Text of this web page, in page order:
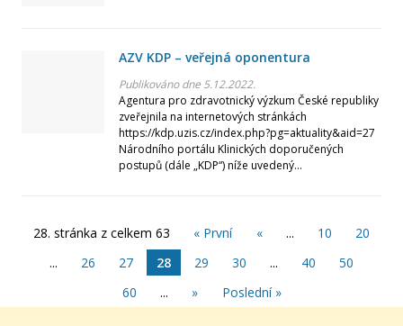
AZV KDP – veřejná oponentura
Publikováno dne 5.12.2022.
Agentura pro zdravotnický výzkum České republiky
zveřejnila na internetových stránkách
https://kdp.uzis.cz/index.php?pg=aktuality&aid=27
Národního portálu Klinických doporučených
postupů (dále „KDP“) níže uvedený...
28. stránka z celkem 63 « První « ... 10
20
...
26 27 28 29 30 ... 40
50
60
... » Poslední »